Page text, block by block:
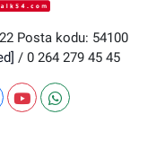
Posta kodu: 54100
/ 0 264 279 45 45